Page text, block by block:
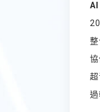
AI
整
協
超
過